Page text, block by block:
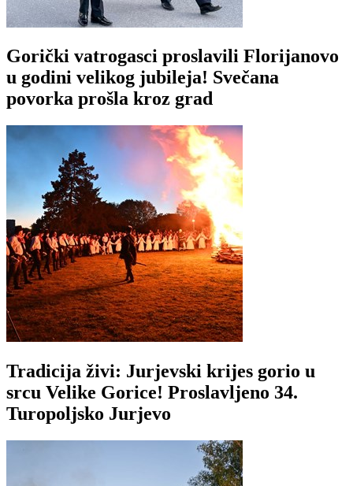
Gorički vatrogasci proslavili Florijanovo
u godini velikog jubileja! Svečana
povorka prošla kroz grad
Tradicija živi: Jurjevski krijes gorio u
srcu Velike Gorice! Proslavljeno 34.
Turopoljsko Jurjevo